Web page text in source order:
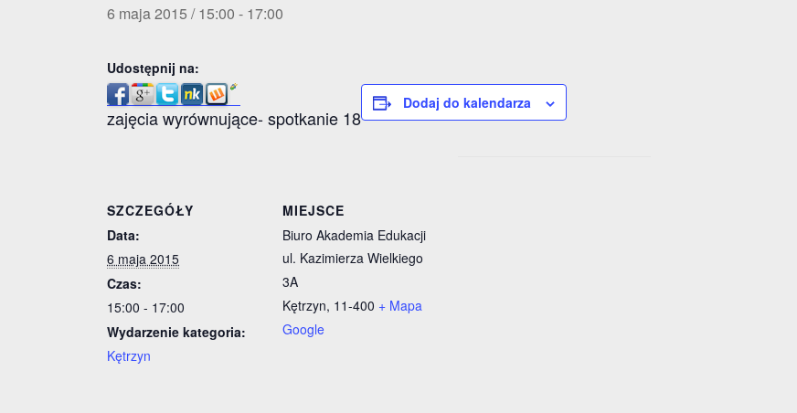
6 maja 2015 / 15:00 - 17:00
Udostępnij na:
zajęcia wyrównujące- spotkanie 18
Dodaj do kalendarza
SZCZEGÓŁY
Data:
6 maja 2015
Czas:
15:00 - 17:00
Wydarzenie kategoria:
Kętrzyn
MIEJSCE
Biuro Akademia Edukacji
ul. Kazimierza Wielkiego
3A
Kętrzyn, 11-400 + Mapa
Google